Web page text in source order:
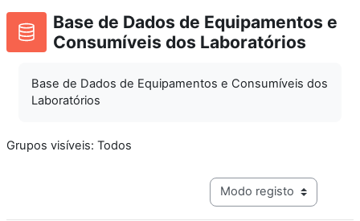
Base de Dados de Equipamentos e
Consumíveis dos Laboratórios
Base de Dados de Equipamentos e Consumíveis dos
Laboratórios
Grupos visíveis: Todos
Navegação terciária do